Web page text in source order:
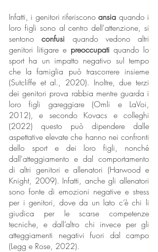
Infatti, i genitori riferiscono ansia quando i
loro figli sono al centro dell'attenzione, si
sentono confusi quando vedono altri
genitori litigare e preoccupati quando lo
sport ha un impatto negativo sul tempo
che la famiglia può trascorrere insieme
(Sutcliffe et al., 2020). Inoltre, due terzi
dei genitori prova rabbia mentre guarda i
loro figli gareggiare (Omli e LaVoi,
2012), e secondo Kovacs e colleghi
(2022) questo può dipendere dalle
aspettative elevate che hanno nei confronti
dello sport e dei loro figli, nonché
dall'atteggiamento e dal comportamento
di altri genitori e allenatori (Harwood e
Knight, 2009). Infatti, anche gli allenatori
sono fonte di emozioni negative e stress
per i genitori, dove da un lato c’è chi li
giudica per le scarse competenze
tecniche, e dall’altro chi invece per gli
atteggiamenti negativi fuori dal campo
(Legg e Rose, 2022).